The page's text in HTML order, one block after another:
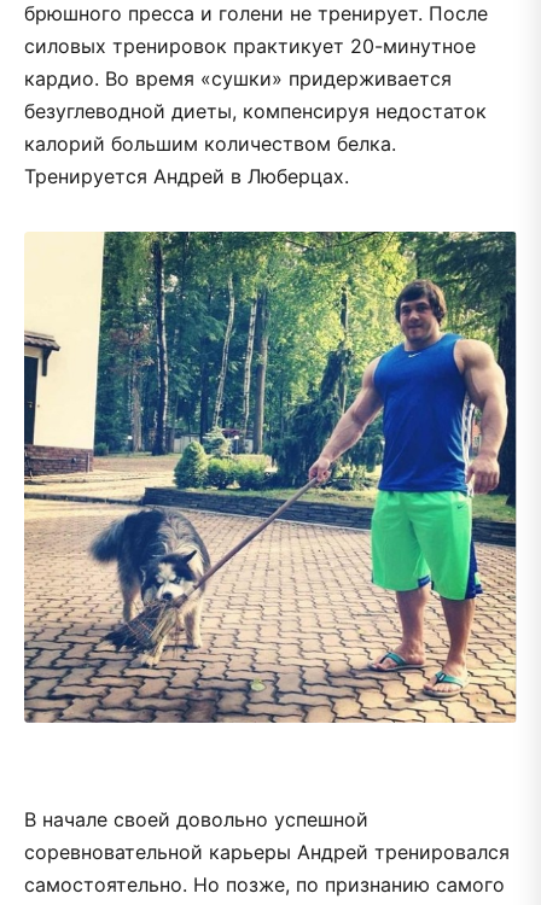
брюшного пресса и голени не тренирует. После
силовых тренировок практикует 20-минутное
кардио. Во время «сушки» придерживается
безуглеводной диеты, компенсируя недостаток
калорий большим количеством белка.
Тренируется Андрей в Люберцах.
В начале своей довольно успешной
соревновательной карьеры Андрей тренировался
самостоятельно. Но позже, по признанию самого